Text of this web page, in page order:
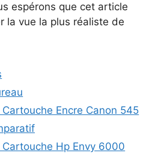
espérons que cet article
la vue la plus réaliste de
Encre Canon 545
Hp Envy 6000